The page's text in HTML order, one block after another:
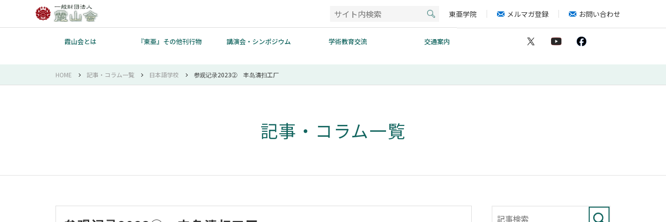
東亜学院 メルマガ登録 お問い合わせ
霞山会とは 『東亜』その他刊行物 講演会・シンポジウム 学術教育交流 交通案内
HOME 記事・コラム一覧 日本語学校 参观记录2023② 丰岛清扫工厂
記事・コラム一覧